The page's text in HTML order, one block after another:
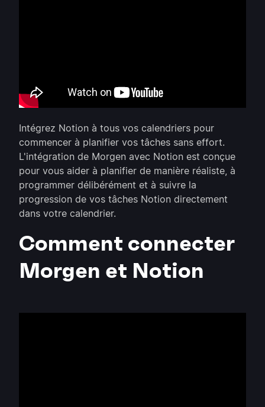
Intégrez Notion à tous vos calendriers pour
commencer à planifier vos tâches sans effort.
L'intégration de Morgen avec Notion est conçue
pour vous aider à planifier de manière réaliste, à
programmer délibérément et à suivre la
progression de vos tâches Notion directement
dans votre calendrier.
Comment connecter
Morgen et Notion